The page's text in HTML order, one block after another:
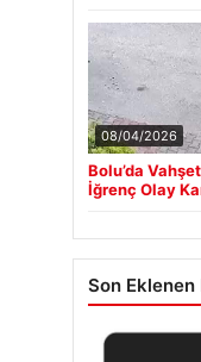
08/04/2026
Bolu’da
İğrenç Olay
Son